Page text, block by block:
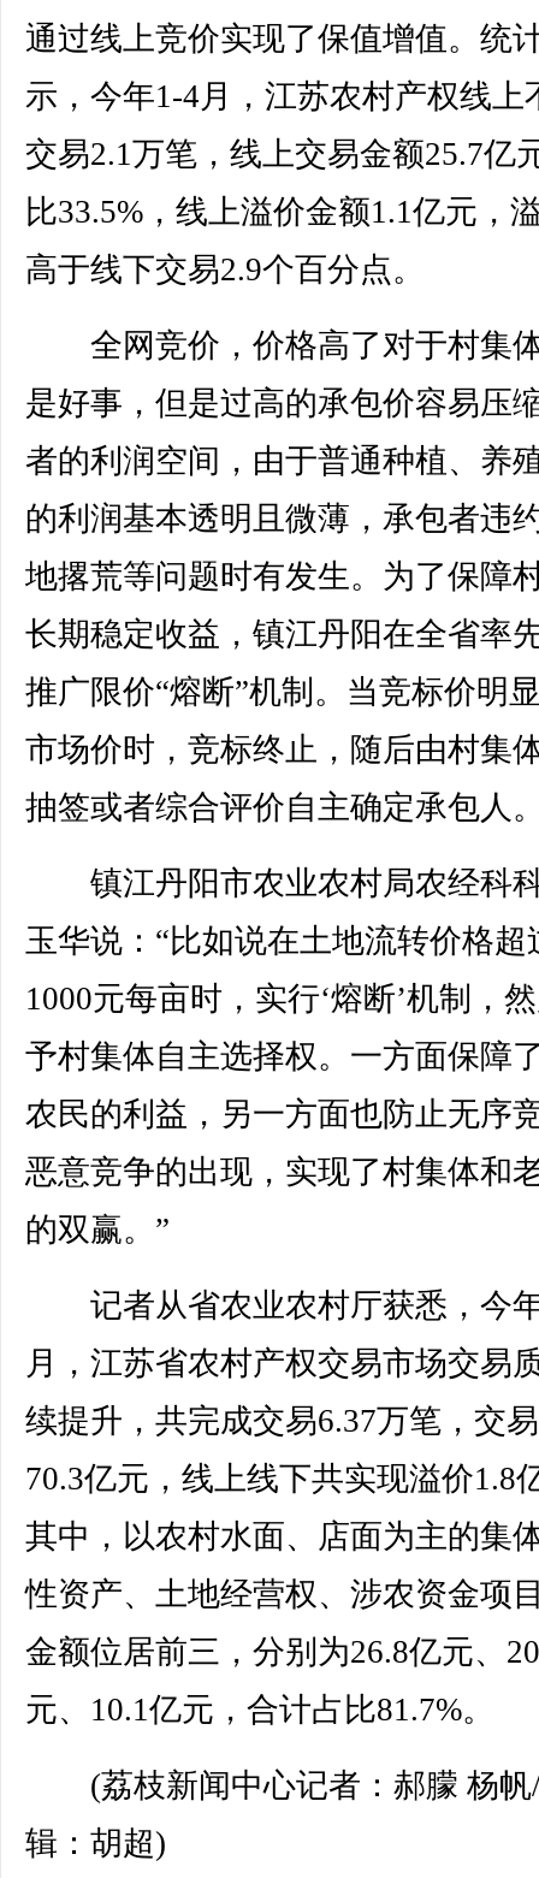
通过线上竞价实现了保值增值。统
示，今年1-4月，江苏农村产权线上
交易2.1万笔，线上交易金额25.7亿
比33.5%，线上溢价金额1.1亿元，
高于线下交易2.9个百分点。
全网竞价，价格高了对于村集
是好事，但是过高的承包价容易压
者的利润空间，由于普通种植、养
的利润基本透明且微薄，承包者违
地撂荒等问题时有发生。为了保障
长期稳定收益，镇江丹阳在全省率
推广限价“熔断”机制。当竞标价明
市场价时，竞标终止，随后由村集
抽签或者综合评价自主确定承包人
镇江丹阳市农业农村局农经科
玉华说：“比如说在土地流转价格超
1000元每亩时，实行‘熔断’机制，
予村集体自主选择权。一方面保障
农民的利益，另一方面也防止无序
恶意竞争的出现，实现了村集体和
的双赢。”
记者从省农业农村厅获悉，今
月，江苏省农村产权交易市场交易
续提升，共完成交易6.37万笔，交
70.3亿元，线上线下共实现溢价1.8
其中，以农村水面、店面为主的集
性资产、土地经营权、涉农资金项
金额位居前三，分别为26.8亿元、
元、10.1亿元，合计占比81.7%。
(荔枝新闻中心记者：郝朦 杨帆
辑：胡超)